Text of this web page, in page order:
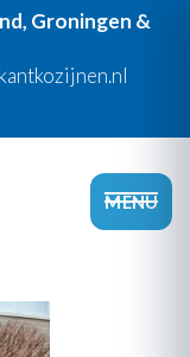
Groningen &
MENU